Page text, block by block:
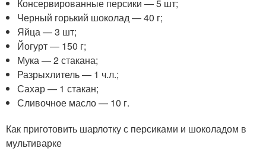
Консервированные персики — 5 шт;
Черный горький шоколад — 40 г;
Яйца — 3 шт;
Йогурт — 150 г;
Мука — 2 стакана;
Разрыхлитель — 1 ч.л.;
Сахар — 1 стакан;
Сливочное масло — 10 г.
Как приготовить шарлотку с персиками и шоколадом в
мультиварке